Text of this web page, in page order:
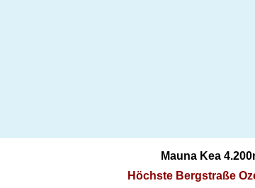
Mauna Kea
Höchste Bergstraße